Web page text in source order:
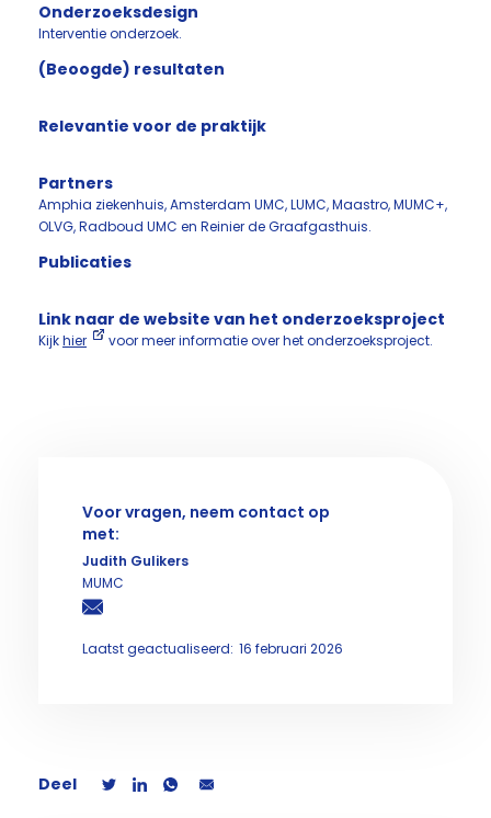
Onderzoeksdesign
Interventie onderzoek.
(Beoogde) resultaten
Relevantie voor de praktijk
Partners
Amphia ziekenhuis, Amsterdam UMC, LUMC, Maastro, MUMC+,
OLVG, Radboud UMC en Reinier de Graafgasthuis.
Publicaties
Link naar de website van het onderzoeksproject
Kijkhier voor meer informatie over het onderzoeksproject.
Voor vragen, neem contact op
met:
Judith Gulikers
MUMC
Laatst geactualiseerd: 16 februari 2026
Deel